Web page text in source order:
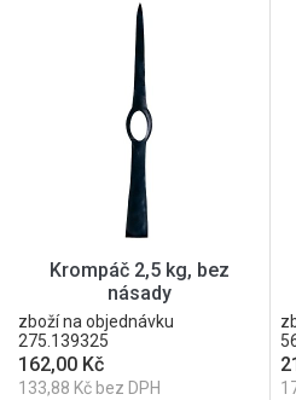
Krompáč 2,5 kg, bez
násady
zboží na objednávku
275.139325
162,00 Kč
133,88 Kč bez DPH